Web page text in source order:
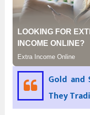
Gold and
They